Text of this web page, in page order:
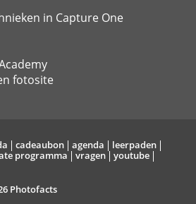
in Capture One
fotosite
cadeaubon agenda
leerpaden
programma vragen
youtube
Photofacts